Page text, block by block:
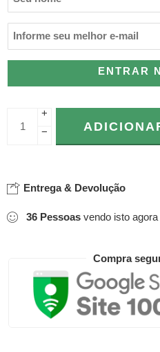
ENTRAR
+
−
Entrega & Devolução
36 Pessoas vendo isto agora
Compra